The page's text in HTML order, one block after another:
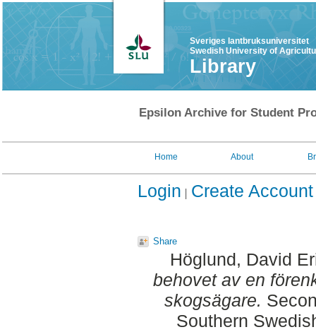
Sveriges lantbruksuniversitet
Swedish University of
Library
Epsilon Archive for Student
Home About
Login Create Account
Share
Höglund, David
behovet av en
skogsägare.
Southern